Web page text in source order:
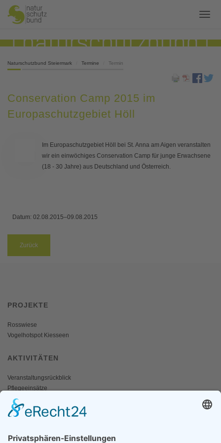
Naturschutzbund Steiermark Termine Termin
Conservation Camp 2015 im
Europaschutzgebiet Höll
Im Europaschutzgebiet Höll bei St. Anna am Aigen veranstalten
wir ein einwöchiges Conservation Camp für junge Erwachsene
(18 - 30 Jahre) aus Deutschland und Österreich.
Datum: 02.08.2015–09.08.2015
Zurück
PROJEKTE
Rosswiese
Vogelhotspot Kiesseen
AKTIVITÄTEN
Veranstaltungsrückblick
Pflegeeinsätze
AKTIV WERDEN
Mitgliedschaft